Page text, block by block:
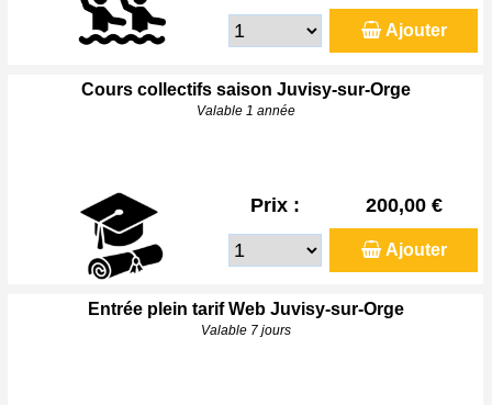
Ajouter
Cours collectifs saison Juvisy-sur-Orge
Valable 1 année
Prix : 200,00 €
Ajouter
Entrée plein tarif Web Juvisy-sur-Orge
Valable 7 jours